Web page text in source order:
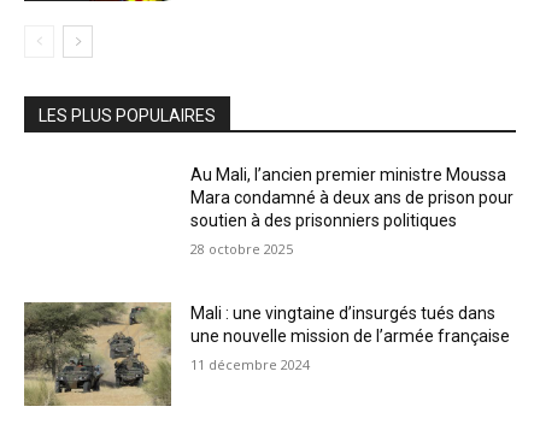
LES PLUS POPULAIRES
Au Mali, l’ancien premier ministre Moussa
Mara condamné à deux ans de prison pour
soutien à des prisonniers politiques
28 octobre 2025
Mali : une vingtaine d’insurgés tués dans
une nouvelle mission de l’armée française
11 décembre 2024